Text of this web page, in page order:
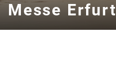
Messe Erfurt